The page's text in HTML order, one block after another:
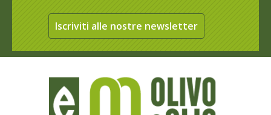
Iscriviti alle nostre newsletter